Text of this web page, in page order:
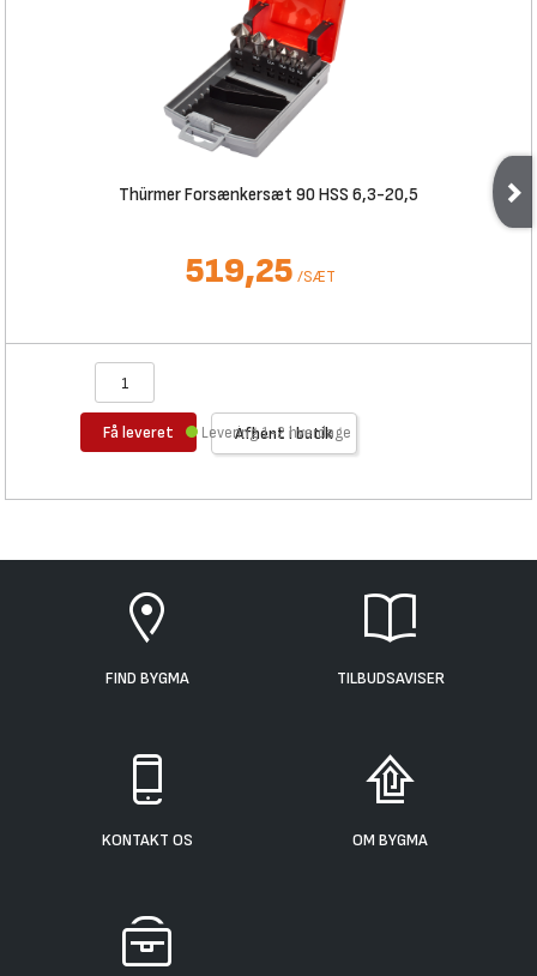
Thürmer Forsænkersæt 90 HSS 6,3-20,5
519,25 /SÆT
Få leveret Afhent i butik
Levering 1-2 hverdage
FIND BYGMA TILBUDSAVISER
KONTAKT OS OM BYGMA